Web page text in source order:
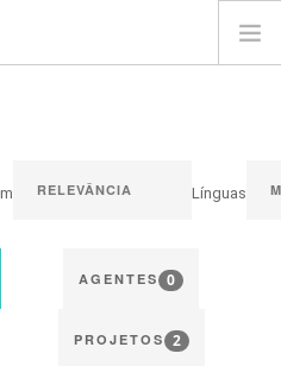
Línguas
AGENTES 0
PROJETOS 2